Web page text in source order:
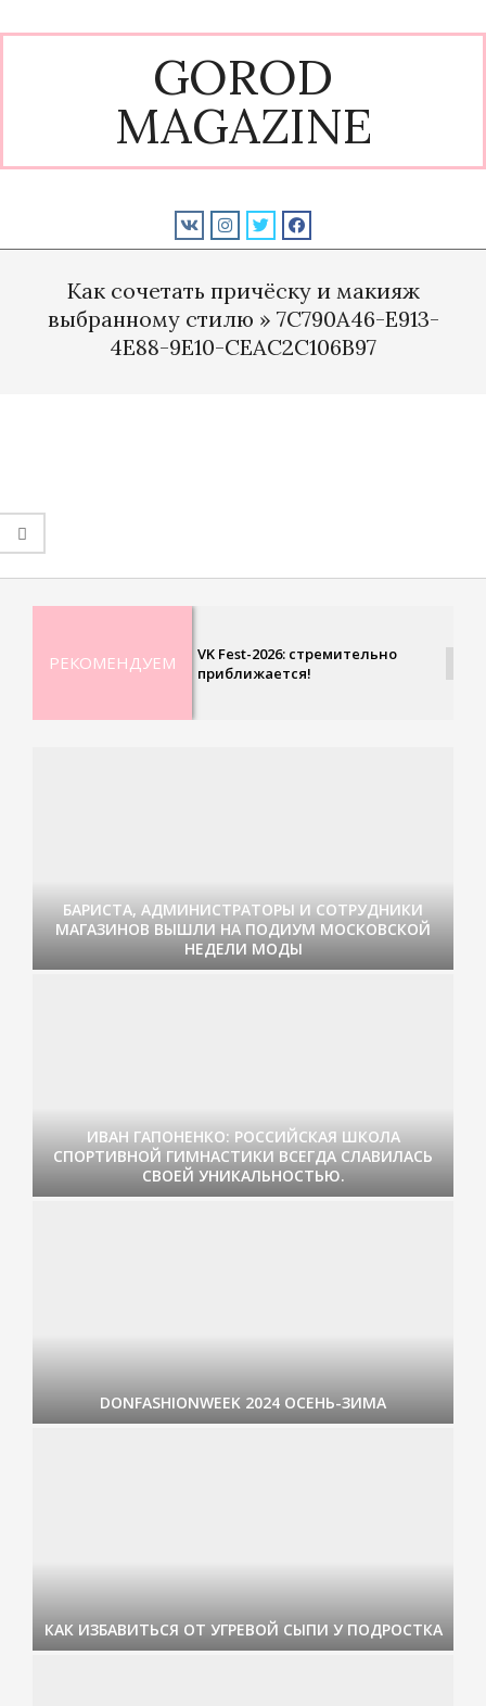
to
GOROD
MAGAZINE
NavigationКак сочетать причёску и макияж
выбранному стилю » 7C790A46-E913-
4E88-9E10-CEAC2C106B97
2021-
05-
РЕКОМЕНДУЕМ
VK Fest-2026: стремительно
приближается!
БАРИСТА, АДМИНИСТРАТОРЫ И СОТРУДНИКИ
МАГАЗИНОВ ВЫШЛИ НА ПОДИУМ МОСКОВСКОЙ
НЕДЕЛИ МОДЫ
ИВАН ГАПОНЕНКО: РОССИЙСКАЯ ШКОЛА
СПОРТИВНОЙ ГИМНАСТИКИ ВСЕГДА СЛАВИЛАСЬ
СВОЕЙ УНИКАЛЬНОСТЬЮ.
DONFASHIONWEEK 2024 ОСЕНЬ-ЗИМА
КАК ИЗБАВИТЬСЯ ОТ УГРЕВОЙ СЫПИ У ПОДРОСТКА